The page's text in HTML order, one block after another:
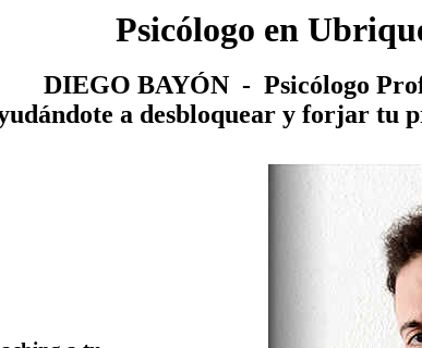
Psicólogo en
DIEGO BAYÓN - Psicólogo
a desbloquear y forjar tu